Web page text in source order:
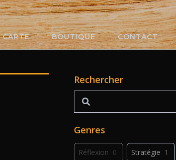
CARTE BOUTIQUE CONTACT
Rechercher
Rechercher
Genres
Réflexion 0 Stratégie 1